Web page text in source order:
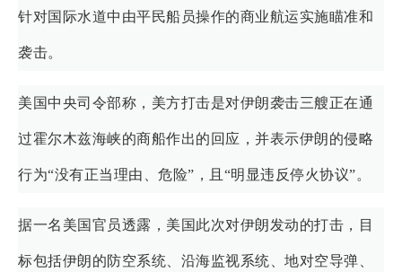
针对国际水道中由平民船员操作的商业航运实施瞄准和
袭击。
美国中央司令部称，美方打击是对伊朗袭击三艘正在通
过霍尔木兹海峡的商船作出的回应，并表示伊朗的侵略
行为“没有正当理由、危险”，且“明显违反停火协议”。
据一名美国官员透露，美国此次对伊朗发动的打击，目
标包括伊朗的防空系统、沿海监视系统、地对空导弹、